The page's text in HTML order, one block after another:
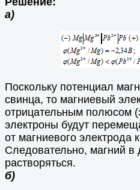
а)
Поскольку потенциал
свинца, то магниевый
отрицательным полюсом
электроны будут
от магниевого электрода
Следовательно, магний в
растворяться.
б)